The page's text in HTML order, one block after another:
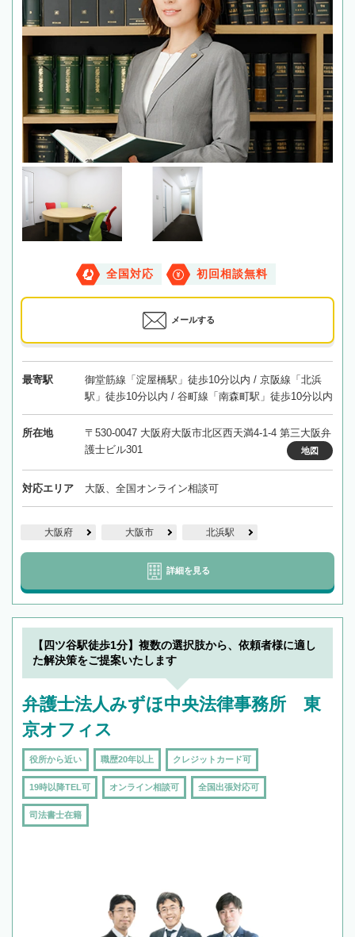
全国対応 初回相談無料
メールする
最寄駅
御堂筋線「淀屋橋駅」徒歩10分以内 / 京阪線「北浜
駅」徒歩10分以内 / 谷町線「南森町駅」徒歩10分以内
所在地
〒530-0047 大阪府大阪市北区西天満4-1-4 第三大阪弁
護士ビル301
地図
対応エリア 大阪、全国オンライン相談可
大阪府 大阪市 北浜駅
詳細を見る
【四ツ谷駅徒歩1分】複数の選択肢から、依頼者様に適し
た解決策をご提案いたします
弁護士法人みずほ中央法律事務所 東
京オフィス
役所から近い 職歴20年以上 クレジットカード可
19時以降TEL可 オンライン相談可 全国出張対応可
司法書士在籍